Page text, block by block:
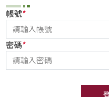
帳號*
密碼*